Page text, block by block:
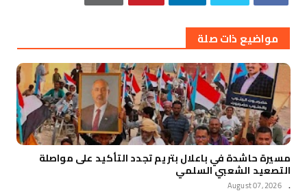
مواضيع ذات صلة
مسيرة حاشدة في باعلال بتريم تجدد التأكيد على مواصلة
التصعيد الشعبي السلمي
.
August 07, 2026